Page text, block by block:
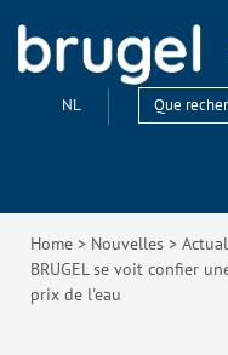
NL
Home > Nouvelles >
BRUGEL se voit confier
prix de l'eau